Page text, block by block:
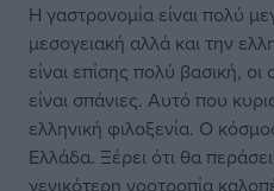
Η γαστρονομία είναι πολύ
μεσογειακή αλλά και την
είναι επίσης πολύ βασική,
είναι σπάνιες. Αυτό που
ελληνική φιλοξενία. Ο
Ελλάδα. Ξέρει ότι θα
γενικότερη νοοτροπία